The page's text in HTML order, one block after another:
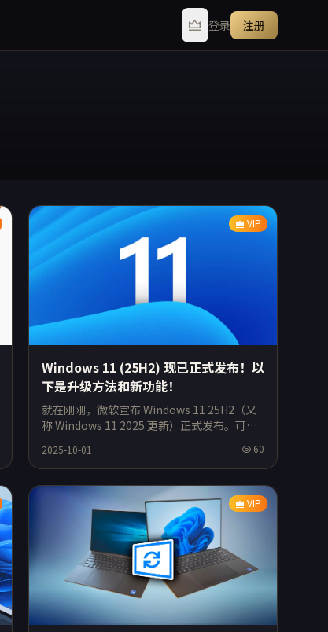
登录 注册
VIP
Windows 11 (25H2) 现已正式发布！以
下是升级方法和新功能！
就在刚刚，微软宣布 Windows 11 25H2（又
称 Windows 11 2025 更新）正式发布。可以
级！更新
2025-10-01 60
VIP